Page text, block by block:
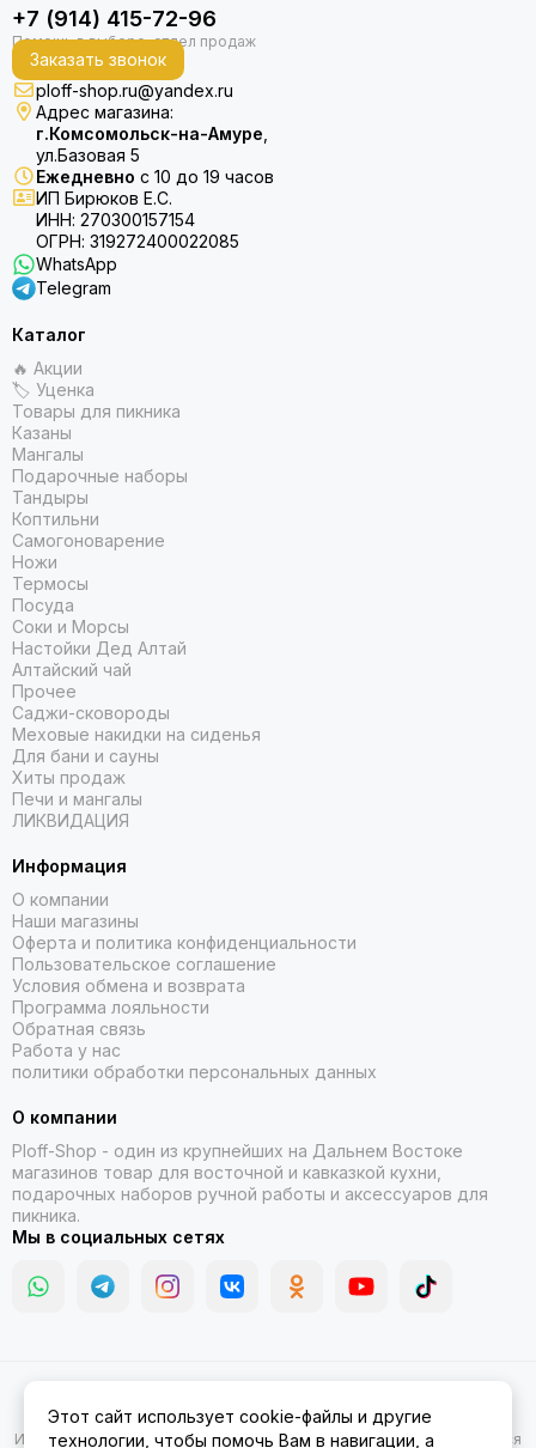
+7 (914) 415-72-96
Заказать звонок
ploff-shop.ru@yandex.ru
Адрес магазина:
г.Комсомольск-на-Амуре
ул.Базовая 5
Ежедневно с 10 до 19 часов
ИП Бирюков Е.С.
ИНН: 270300157154
ОГРН: 319272400022085
WhatsApp
Telegram
Каталог
🔥 Акции
🏷 Уценка
Товары для пикника
Казаны
Мангалы
Подарочные наборы
Тандыры
Коптильни
Самогоноварение
Ножи
Термосы
Посуда
Соки и Морсы
Настойки Дед Алтай
Алтайский чай
Прочее
Саджи-сковороды
Меховые накидки на сиденья
Для бани и сауны
Хиты продаж
Печи и мангалы
ЛИКВИДАЦИЯ
Информация
О компании
Наши магазины
Оферта и политика конфиденциальности
Пользовательское соглашение
Условия обмена и возврата
Программа лояльности
Обратная связь
Работа у нас
политики обработки персональных данных
О компании
Ploff-Shop - один из крупнейших на Дальнем Востоке
магазинов товар для восточной и кавказкой кухни,
подарочных наборов ручной работы и аксессуаров для
пикника.
Мы в социальных сетях
Амуре.Карта сайта
Информация на сайте носит ознакомительный характер и не является
Этот сайт использует cookie-файлы и другие
технологии, чтобы помочь Вам в навигации, а